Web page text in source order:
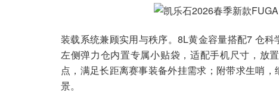
装载系统兼顾实用与秩序。8L黄金容量搭配7 仓
左侧弹力仓内置专属小贴袋，适配手机尺寸，放
点，满足长距离赛事装备外挂需求；附带求生哨
景。